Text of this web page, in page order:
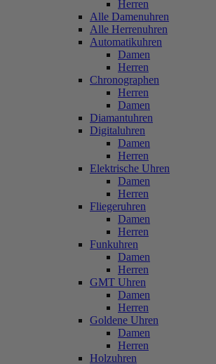
Herren
Alle Damenuhren
Alle Herrenuhren
Automatikuhren
Damen
Herren
Chronographen
Herren
Damen
Diamantuhren
Digitaluhren
Damen
Herren
Elektrische Uhren
Damen
Herren
Fliegeruhren
Damen
Herren
Funkuhren
Damen
Herren
GMT Uhren
Damen
Herren
Goldene Uhren
Damen
Herren
Holzuhren